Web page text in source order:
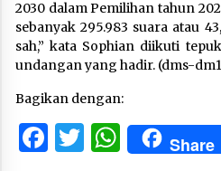
2030 dalam Pemilihan tahun
sebanyak 295.983 suara atau
sah,” kata Sophian diikuti
undangan yang hadir. (dms-
Bagikan dengan:
Facebook
TwitterShare